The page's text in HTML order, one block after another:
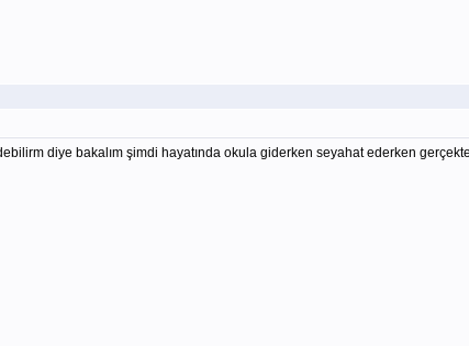
diye bakalım şimdi hayatında okula giderken seyahat ederken